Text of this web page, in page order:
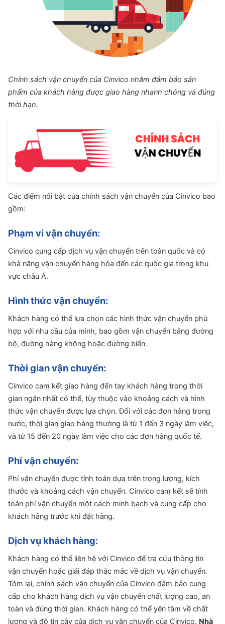
Chính sách vận chuyển của Cinvico nhằm đảm bảo sản
phẩm của khách hàng được giao hàng nhanh chóng và đúng
thời hạn.
Các điểm nổi bật của chính sách vận chuyển của Cinvico bao
gồm:
Phạm vi vận chuyển:
Cinvico cung cấp dịch vụ vận chuyển trên toàn quốc và có
khả năng vận chuyển hàng hóa đến các quốc gia trong khu
vực châu Á.
Hình thức vận chuyển:
Khách hàng có thể lựa chọn các hình thức vận chuyển phù
hợp với nhu cầu của mình, bao gồm vận chuyển bằng đường
bộ, đường hàng không hoặc đường biển.
Thời gian vận chuyển:
Cinvico cam kết giao hàng đến tay khách hàng trong thời
gian ngắn nhất có thể, tùy thuộc vào khoảng cách và hình
thức vận chuyển được lựa chọn.Đối với các đơn hàng trong
nước, thời gian giao hàng thường là từ 1 đến 3 ngày làm việc,
và từ 15 đến 20 ngày làm việc cho các đơn hàng quốc tế.
Phí vận chuyển:
Phí vận chuyển được tính toán dựa trên trọng lượng, kích
thước và khoảng cách vận chuyển. Cinvico cam kết sẽ tính
toán phí vận chuyển một cách minh bạch và cung cấp cho
khách hàng trước khi đặt hàng.
Dịch vụ khách hàng:
Khách hàng có thể liên hệ với Cinvico để tra cứu thông tin
vận chuyển hoặc giải đáp thắc mắc về dịch vụ vận chuyển.
Tóm lại, chính sách vận chuyển của Cinvico đảm bảo cung
cấp cho khách hàng dịch vụ vận chuyển chất lượng cao, an
toàn và đúng thời gian. Khách hàng có thể yên tâm về chất
lượng và độ tin cậy của dịch vụ vận chuyển của Cinvico. Nhà